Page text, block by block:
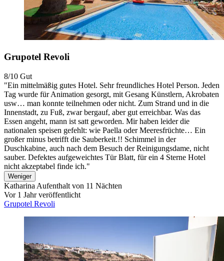
Grupotel Revoli
8/10 Gut
"Ein mittelmäßig gutes Hotel. Sehr freundliches Hotel Person. Jeden
Tag wurde für Animation gesorgt, mit Gesang Künstlern, Akrobaten
usw… man konnte teilnehmen oder nicht. Zum Strand und in die
Innenstadt, zu Fuß, zwar bergauf, aber gut erreichbar. Was das
Essen angeht, mann ist satt geworden. Mir haben leider die
nationalen speisen gefehlt: wie Paella oder Meeresfrüchte… Ein
großer minus betrifft die Sauberkeit.!! Schimmel in der
Duschkabine, auch nach dem Besuch der Reinigungsdame, nicht
sauber. Defektes aufgeweichtes Tür Blatt, für ein 4 Sterne Hotel
nicht akzeptabel finde ich."
Weniger
Katharina Aufenthalt von 11 Nächten
Vor 1 Jahr veröffentlicht
Grupotel Revoli